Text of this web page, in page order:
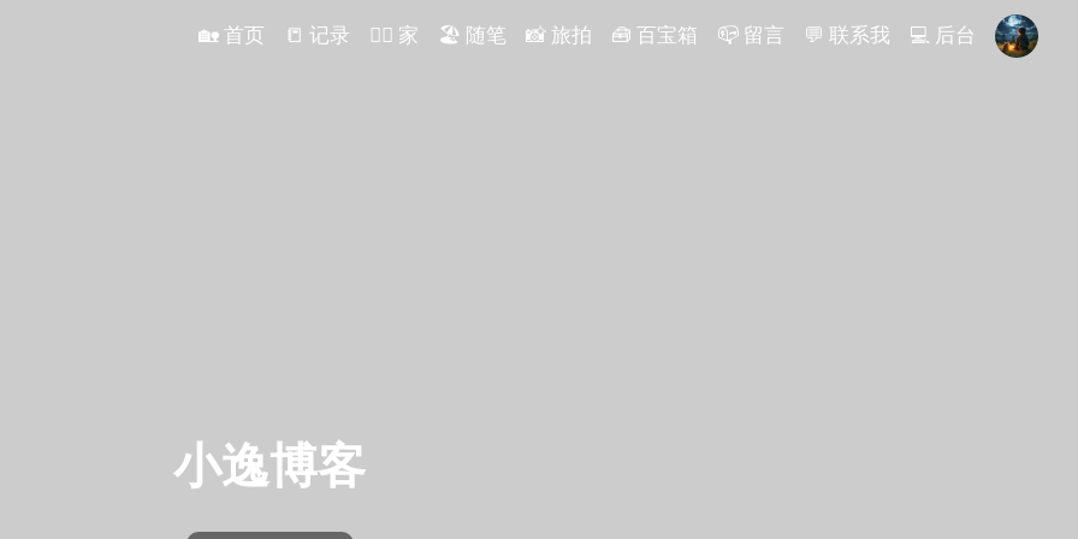
🏡 首页 📒 记录 ❤️‍🔥 家 🏖️ 随笔 📸 旅拍 🧰 百宝箱 📪 留言 💬 联系我 💻️ 后台
小逸博客